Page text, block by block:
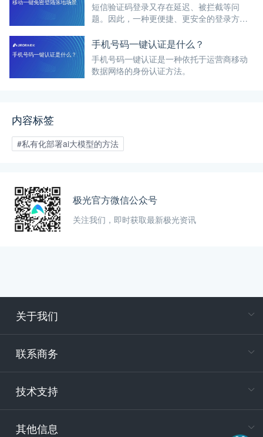
短信验证码登录又存在延迟、被拦截等问
题。因此，一种更便捷、更安全的登录方式
手机号码一键认证是什么？
手机号码一键认证是一种依托于运营商移动
数据网络的身份认证方法。
内容标签
#私有化部署ai大模型的方法
极光官方微信公众号
关注我们，即时获取最新极光资讯
关于我们
联系商务
技术支持
其他信息
电
400-